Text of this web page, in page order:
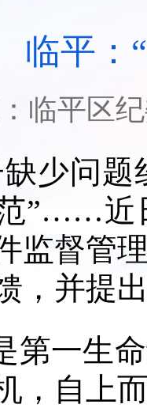
临平：
临平区
少问
”……近
监督管
，并提
第一生
，自上